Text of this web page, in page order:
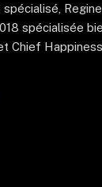
spécialisé,
spécialisée
Chief